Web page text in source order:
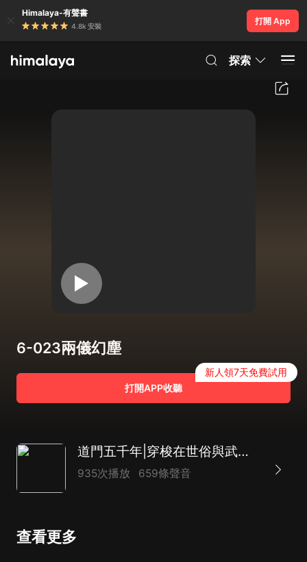
Himalaya-有聲書
4.8k 安裝
打開 App
探索
6-023兩儀幻塵
打開APP收聽
新人領7天免費試用
道門五千年|穿梭在世俗與武俠世界|武俠&古風&仙俠|多播
935次播放 659條聲音
查看更多